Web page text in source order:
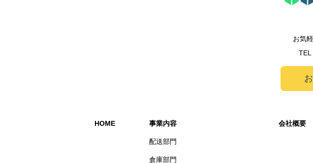
お気
TEL
HOME 事業内容
配送部門
倉庫部門
会社概要